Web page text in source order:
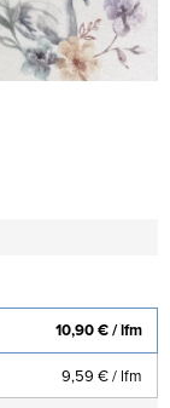
10,90 €/ lfm
9,59 €/ lfm